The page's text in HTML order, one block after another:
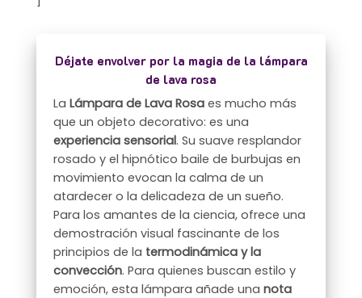
Déjate envolver por la magia de la lámpara
de lava rosa
LaLámpara de Lava Rosa es mucho más
que un objeto decorativo: es una
experiencia sensorial. Su suave resplandor
rosado y el hipnótico baile de burbujas en
movimiento evocan la calma de un
atardecer o la delicadeza de un sueño.
Para los amantes de la ciencia, ofrece una
demostración visual fascinante de los
principios de la termodinámica y la
convección. Para quienes buscan estilo y
emoción, esta lámpara añade unanota